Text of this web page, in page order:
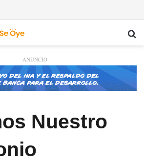
ANUNCIO
Nuestro